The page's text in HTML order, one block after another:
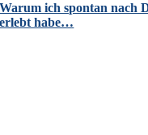
Warum ich spontan nach
erlebt habe…